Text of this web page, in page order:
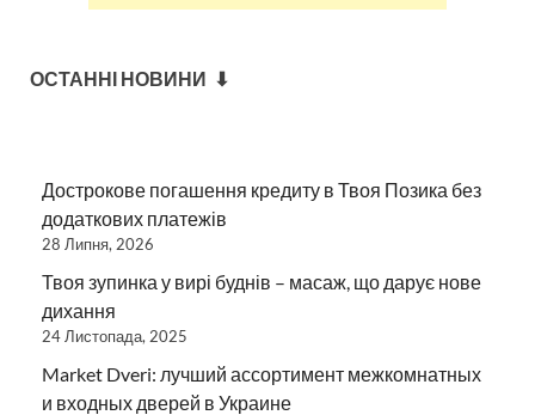
ОСТАННІ НОВИНИ ⬇
Дострокове погашення кредиту в Твоя Позика без
додаткових платежів
28 Липня, 2026
Твоя зупинка у вирі буднів – масаж, що дарує нове
дихання
24 Листопада, 2025
Market Dveri: лучший ассортимент межкомнатных
и входных дверей в Украине